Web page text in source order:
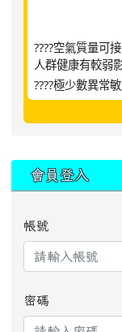
????空氣質量可
人群健康有較弱
????極少數異常
會員登入
帳號
密碼